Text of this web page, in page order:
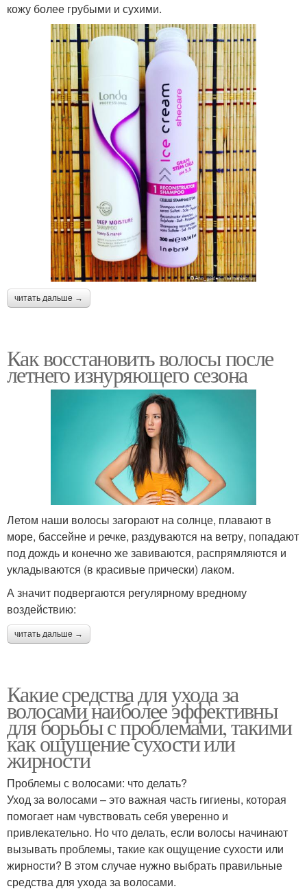
кожу более грубыми и сухими.
читать дальше →
Как восстановить волосы после
летнего изнуряющего сезона
Летом наши волосы загорают на солнце, плавают в
море, бассейне и речке, раздуваются на ветру, попадают
под дождь и конечно же завиваются, распрямляются и
укладываются (в красивые прически) лаком.
А значит подвергаются регулярному вредному
воздействию:
читать дальше →
Какие средства для ухода за
волосами наиболее эффективны
для борьбы с проблемами, такими
как ощущение сухости или
жирности
Проблемы с волосами: что делать?
Уход за волосами – это важная часть гигиены, которая
помогает нам чувствовать себя уверенно и
привлекательно. Но что делать, если волосы начинают
вызывать проблемы, такие как ощущение сухости или
жирности? В этом случае нужно выбрать правильные
средства для ухода за волосами.